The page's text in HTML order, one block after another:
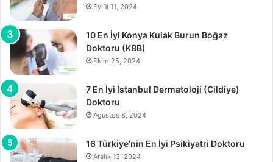
Eylül 11, 2024
10 En İyi Konya Kulak Burun Boğaz
Doktoru (KBB)
Ekim 25, 2024
7 En İyi İstanbul Dermatoloji (Cildiye)
Doktoru
Ağustos 8, 2024
16 Türkiye’nin En İyi Psikiyatri Doktoru
Aralık 13, 2024